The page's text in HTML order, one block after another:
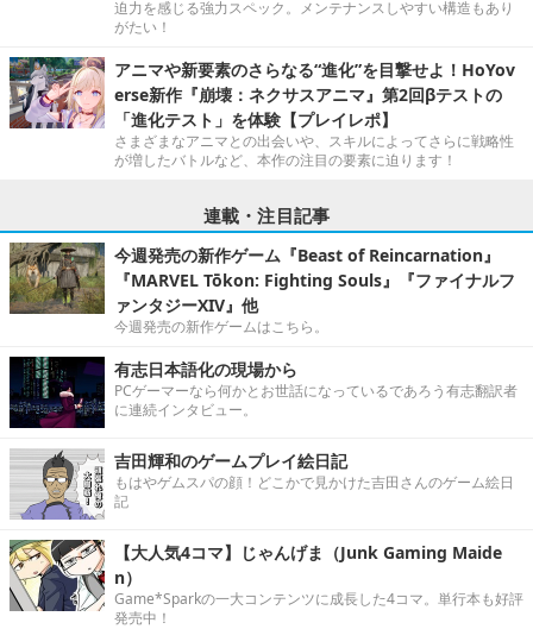
迫力を感じる強力スペック。メンテナンスしやすい構造もあり
がたい！
アニマや新要素のさらなる“進化”を目撃せよ！HoYov
erse新作『崩壊：ネクサスアニマ』第2回βテストの
「進化テスト」を体験【プレイレポ】
さまざまなアニマとの出会いや、スキルによってさらに戦略性
が増したバトルなど、本作の注目の要素に迫ります！
連載・注目記事
今週発売の新作ゲーム『Beast of Reincarnation』
『MARVEL Tōkon: Fighting Souls』『ファイナルフ
ァンタジーXIV』他
今週発売の新作ゲームはこちら。
有志日本語化の現場から
PCゲーマーなら何かとお世話になっているであろう有志翻訳者
に連続インタビュー。
吉田輝和のゲームプレイ絵日記
もはやゲムスパの顔！どこかで見かけた吉田さんのゲーム絵日
記
【大人気4コマ】じゃんげま（Junk Gaming Maide
n）
Game*Sparkの一大コンテンツに成長した4コマ。単行本も好評
発売中！